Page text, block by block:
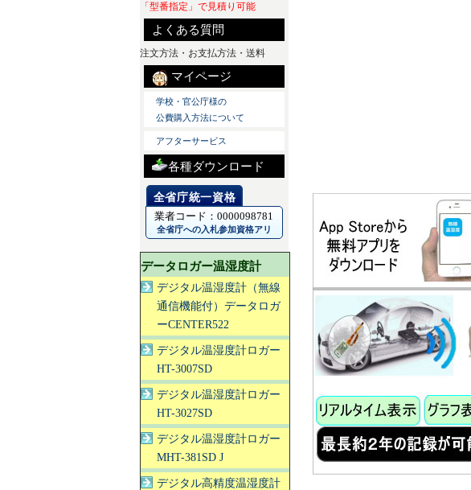
「型番指定」で見積り可能
よくある質問
注文方法・お支払方法・送料
マイページ
学校・官公庁様の
公費購入方法について
アフターサービス
各種ダウンロード
業者コード：0000098781
全省庁への入札参加資格アリ
データロガー温湿度計
デジタル温湿度計（無線
通信機能付）データロガ
ーCENTER522
デジタル温湿度計ロガー
HT-3007SD
デジタル温湿度計ロガー
HT-3027SD
デジタル温湿度計ロガー
MHT-381SD J
デジタル高精度温湿度計